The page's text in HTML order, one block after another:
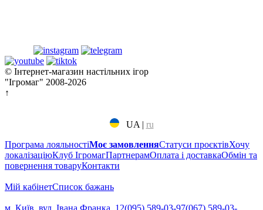
© Інтернет-магазин настільних ігор
"Ігромаг" 2008-2026
↑
UA | ru
Програма лояльностіМоє замовленняСтатуси проєктівХочу
локалізаціюКлуб ІгромагПартнерамОплата і доставкаОбмін та
повернення товаруКонтакти
Мій кабінетCписок бажань
м. Київ, вул. Івана Франка, 12(095) 589-03-97(067) 589-03-